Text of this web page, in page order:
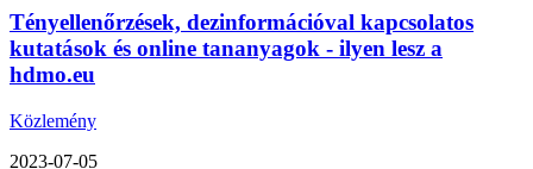
Tényellenőrzések, dezinformációval kapcsolatos
kutatások és online tananyagok - ilyen lesz a
hdmo.eu
Közlemény
2023-07-05